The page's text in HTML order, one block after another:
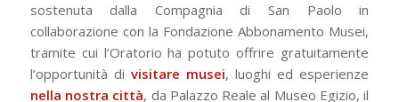
sostenuta dalla Compagnia di San Paolo in
collaborazione con la Fondazione Abbonamento Musei,
tramite cui l’Oratorio ha potuto offrire gratuitamente
l’opportunità di visitare musei, luoghi ed esperienze
nella nostra città, da Palazzo Reale al Museo Egizio, il